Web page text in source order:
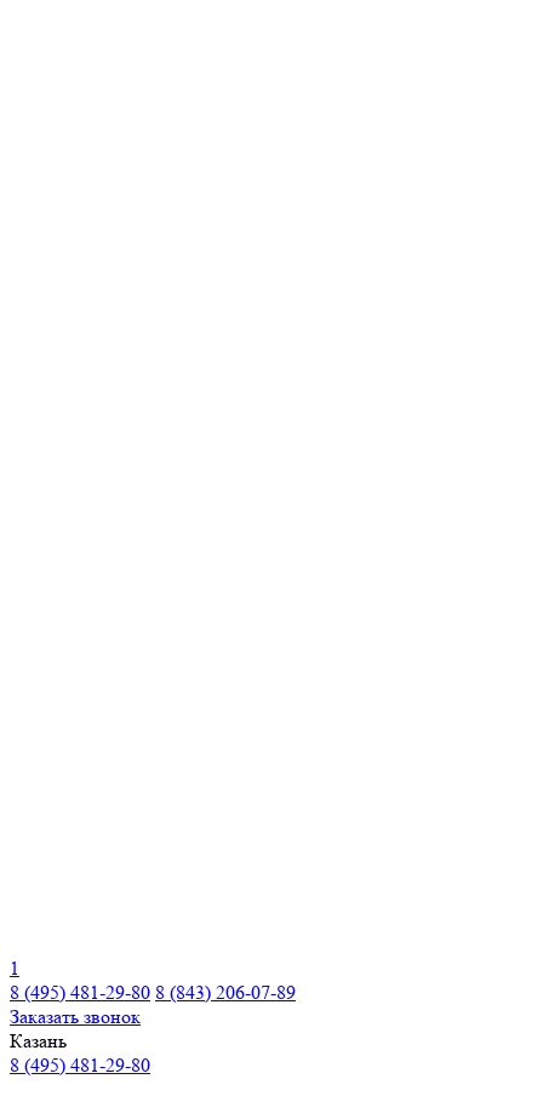
1
8 (495) 481-29-80 8 (843) 206-07-89
Заказать звонок
Казань
8 (495) 481-29-80